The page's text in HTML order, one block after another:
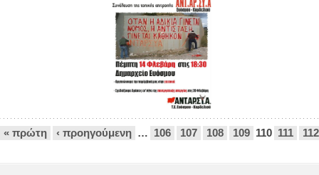
Σελίδες
« πρώτη ‹ προηγούμενη … 106 107 108 109 110 111 112